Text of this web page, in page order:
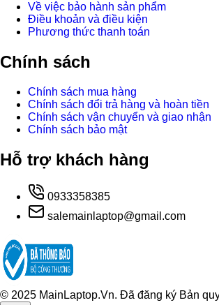
Về việc bảo hành sản phẩm
Điều khoản và điều kiện
Phương thức thanh toán
Chính sách
Chính sách mua hàng
Chính sách đổi trả hàng và hoàn tiền
Chính sách vận chuyển và giao nhận
Chính sách bảo mật
Hỗ trợ khách hàng
0933358385
salemainlaptop@gmail.com
© 2025 MainLaptop.Vn. Đã đăng ký Bản